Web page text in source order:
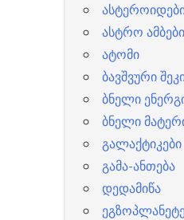
ასტრო ამბები
ატომი
ბავშვური
ბნელი
ბნელი
გალაქტიკები
გამა-ანთება
დედამიწა